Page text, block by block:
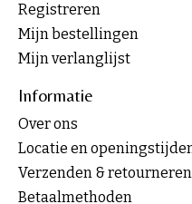
Registreren
Mijn bestellingen
Mijn verlanglijst
Informatie
Over ons
Locatie en
Verzenden & retourneren
Betaalmethoden